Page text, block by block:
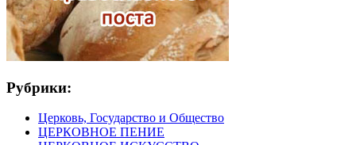
Рубрики:
Церковь, Государство и Общество
ЦЕРКОВНОЕ ПЕНИЕ